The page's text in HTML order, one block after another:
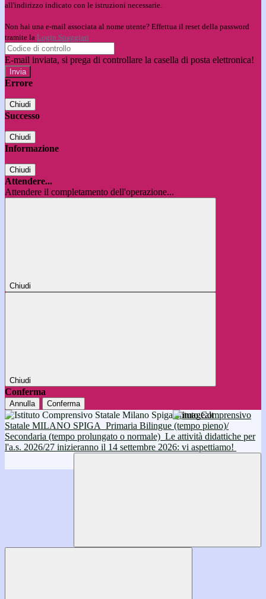
all'indirizzo indicato con le istruzioni necessarie.
Non hai una e-mail associata al nome utente? Effettua il reset della password
tramite la Login Spaggiari
E-mail inviata, si prega di controllare la casella di posta elettronica!
Errore
Chiudi
Successo
Chiudi
Informazione
Chiudi
Attendere...
Attendere il completamento dell'operazione...
Chiudi
Chiudi
Conferma
Annulla Conferma
Istituto Comprensivo
Statale MILANO SPIGA Primaria Bilingue (tempo pieno)/
Secondaria (tempo prolungato o normale) Le attività didattiche per
l'a.s. 2026/27 inizieranno il 14 settembre 2026: vi aspettiamo!